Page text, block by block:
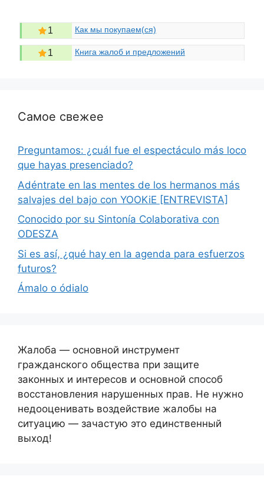
1 Как мы покупаем(ся)
1 Книга жалоб и предложений
Самое свежее
Preguntamos: ¿cuál fue el espectáculo más loco
que hayas presenciado?
Adéntrate en las mentes de los hermanos más
salvajes del bajo con YOOKiE [ENTREVISTA]
Conocido por su Sintonía Colaborativa con
ODESZA
Si es así, ¿qué hay en la agenda para esfuerzos
futuros?
Ámalo o ódialo
Жалоба — основной инструмент
гражданского общества при защите
законных и интересов и основной способ
восстановления нарушенных прав. Не нужно
недооценивать воздействие жалобы на
ситуацию — зачастую это единственный
выход!